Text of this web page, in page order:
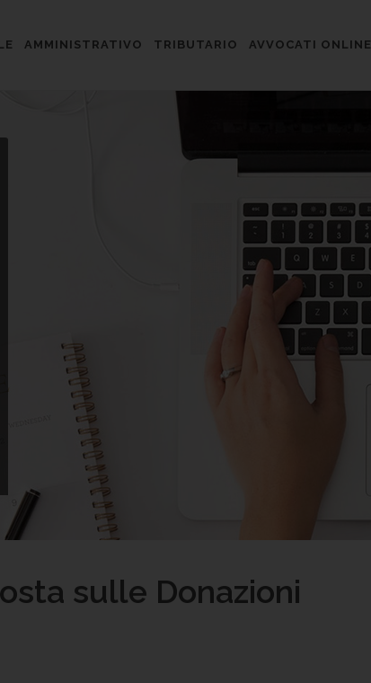
AMMINISTRATIVO TRIBUTARIO AVVOCATI ONLINE
sulle Donazioni